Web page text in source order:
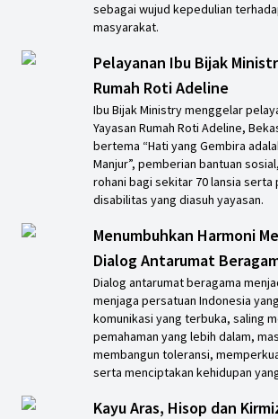
sebagai wujud kepedulian
masyarakat.
Pelayanan Ibu Bijak
Rumah Roti Adeline
Ibu Bijak Ministry menggelar
Yayasan Rumah Roti Adeline,
bertema “Hati yang Gembira
Manjur”, pemberian bantuan
rohani bagi sekitar 70 lansia serta
disabilitas yang diasuh yayasan.
Menumbuhkan Harmoni
Dialog Antarumat
Dialog antarumat beragama
menjaga persatuan Indonesia
komunikasi yang terbuka, saling
pemahaman yang lebih dalam,
membangun toleransi,
serta menciptakan kehidupan
Kayu Aras, Hisop dan